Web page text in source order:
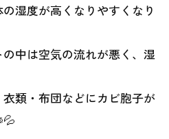
湿度が高くなりやすくなり
中は空気の流れが悪く、湿
類・布団などにカビ胞子が